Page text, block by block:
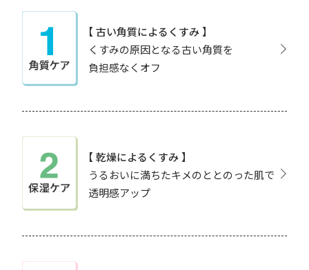
【 古い角質によるくすみ 】
くすみの原因となる古い角質を
負担感なくオフ
【 乾燥によるくすみ 】
うるおいに満ちたキメのととのった肌で
透明感アップ